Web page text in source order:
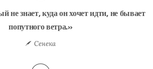
не знает, куда он хочет идти, не бывает
попутного ветра.»
Сенека